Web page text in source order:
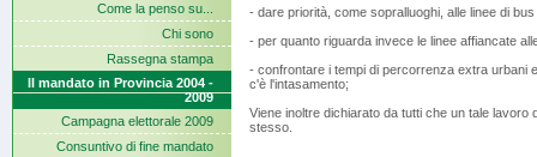
Come la penso su...
Chi sono
Rassegna stampa
Il mandato in Provincia 2004 -
2009
Campagna elettorale 2009
Consuntivo di fine mandato
- dare priorità, come sopralluoghi, alle linee di
- per quanto riguarda invece le linee affiancate
- confrontare i tempi di percorrenza extra urbani
c'è l'intasamento;
Viene inoltre dichiarato da tutti che un tale
stesso.